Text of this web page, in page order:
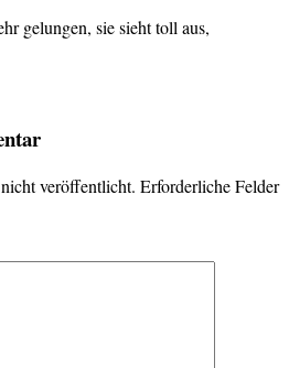
gelungen, sie sieht toll aus,
veröffentlicht. Erforderliche Felder